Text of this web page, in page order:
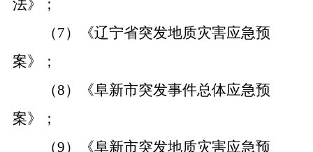
法》；
（7）《辽宁省突发地质灾害应急预
案》；
（8）《阜新市突发事件总体应急预
案》；
（9）《阜新市突发地质灾害应急预